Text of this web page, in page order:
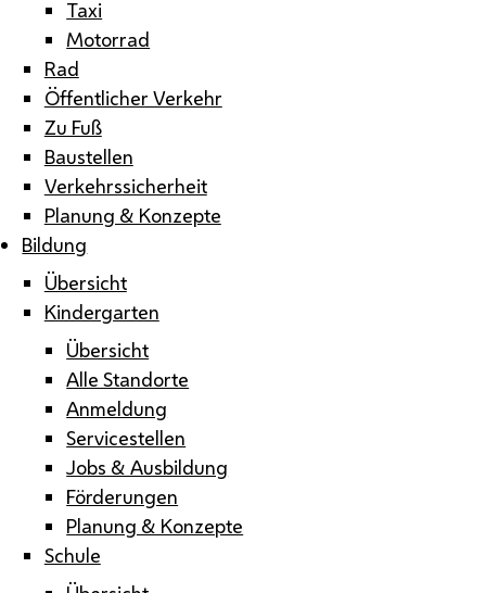
Taxi
Motorrad
Rad
Öffentlicher Verkehr
Zu Fuß
Baustellen
Verkehrssicherheit
Planung & Konzepte
Bildung
Übersicht
Kindergarten
Übersicht
Alle Standorte
Anmeldung
Servicestellen
Jobs & Ausbildung
Förderungen
Planung & Konzepte
Schule